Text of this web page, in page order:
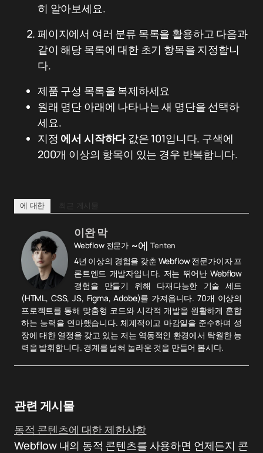
히 알아보세요.
페이지에서 여러 분류 목록을 활용하고 다음과
같이 해당 목록에 대한 초기 항목을 지정합니
다.
제품 구성 목록을 복제하세요
원래 명단 아래에 나타나는 새 명단을 선택하
세요.
지정 에서 시작하다값은 101입니다. 구색에
200개 이상의 항목이 있는 경우 반복합니다.
에 대한
이완 막
Webflow 전문가 ~에Tenten
4년 이상의 경험을 갖춘 Webflow 전문가이자 프
론트엔드 개발자입니다. 저는 뛰어난 Webflow
경험을 만들기 위해 다재다능한 기술 세트
(HTML, CSS, JS, Figma, Adobe)를 가져옵니다. 70개 이상의
프로젝트를 통해 맞춤형 코드와 시각적 개발을 원활하게 혼합
하는 능력을 연마했습니다. 체계적이고 마감일을 준수하며 성
장에 대한 열정을 갖고 있는 저는 역동적인 환경에서 탁월한 능
력을 발휘합니다. 경계를 넓혀 놀라운 것을 만들어 봅시다.
관련 게시물
동적 콘텐츠에 대한 제한사항
Webflow 내의 동적 콘텐츠를 사용하면 언제든지 콘